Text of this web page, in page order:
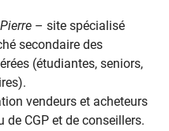
– site spécialisé
secondaire des
(étudiantes, seniors,
vendeurs et acheteurs
de CGP et de conseillers.